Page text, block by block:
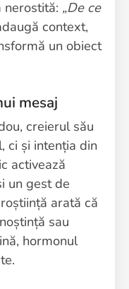
nerostită: „De ce
context,
un obiect
mesaj
creierul său
ci și intenția din
activează
un gest de
arată că
sau
hormonul